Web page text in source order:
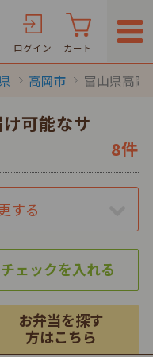
ログイン カート
高岡市 富山県高岡
可能なサ
8件
する
お弁当を探す
方はこちら